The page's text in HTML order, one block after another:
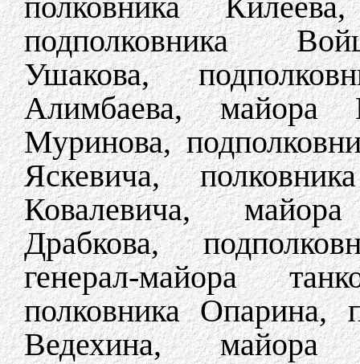
подполковника
Ушакова,
Алимбаева, майора
Муринова,
Яскевича,
Ковалевича,
Драбкова,
генерал-майора
полковника Опарина,
Ведехина, майора